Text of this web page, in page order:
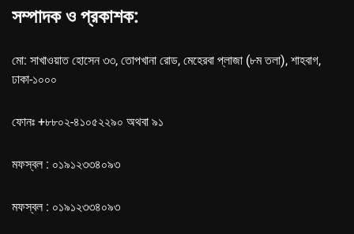
সম্পাদক ও প্রকাশক:
মো: সাখাওয়াত হোসেন ৩৩, তোপখানা রোড, মেহেরবা প্লাজা (৮ম তলা), শাহবাগ,
ঢাকা-১০০০
ফোনঃ +৮৮০২-৪১০৫২২৯০ অথবা ৯১
মফস্বল : ০১৯১২৩৩৪০৯৩
মফস্বল : ০১৯১২৩৩৪০৯৩